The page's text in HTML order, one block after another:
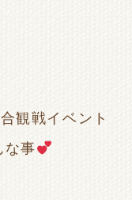
観戦イベント
な事